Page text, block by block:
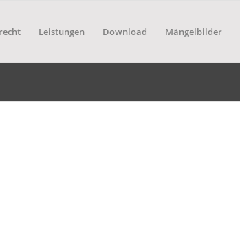
Leistungen Download Mängelbilder